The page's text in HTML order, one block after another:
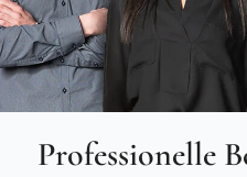
Professionelle